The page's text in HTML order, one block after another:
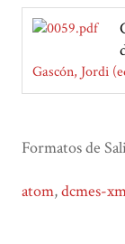
Gascón, Jordi
Formatos de
atom,dcmes-